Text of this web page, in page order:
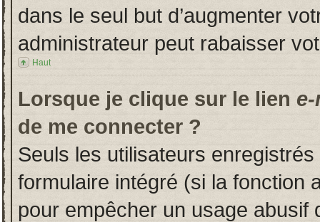
dans le seul but d’augmenter
administrateur peut rabaisser
Haut
Lorsque je clique sur le lien
de me connecter ?
Seuls les utilisateurs
formulaire intégré (si la fonction
pour empêcher un usage abusif